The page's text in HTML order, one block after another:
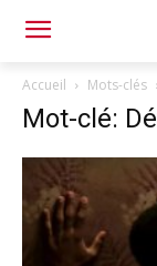
Accueil Mots-clés
Mot-clé: